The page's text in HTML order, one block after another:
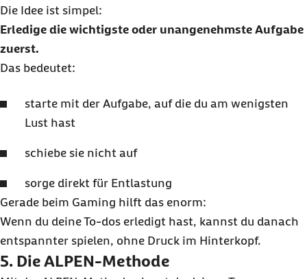
Die Idee ist simpel:
Erledige die wichtigste oder unangenehmste Aufgabe
zuerst.
Das bedeutet:
starte mit der Aufgabe, auf die du am wenigsten
Lust hast
schiebe sie nicht auf
sorge direkt für Entlastung
Gerade beim Gaming hilft das enorm:
Wenn du deine To-dos erledigt hast, kannst du danach
entspannter spielen, ohne Druck im Hinterkopf.
5. Die ALPEN-Methode